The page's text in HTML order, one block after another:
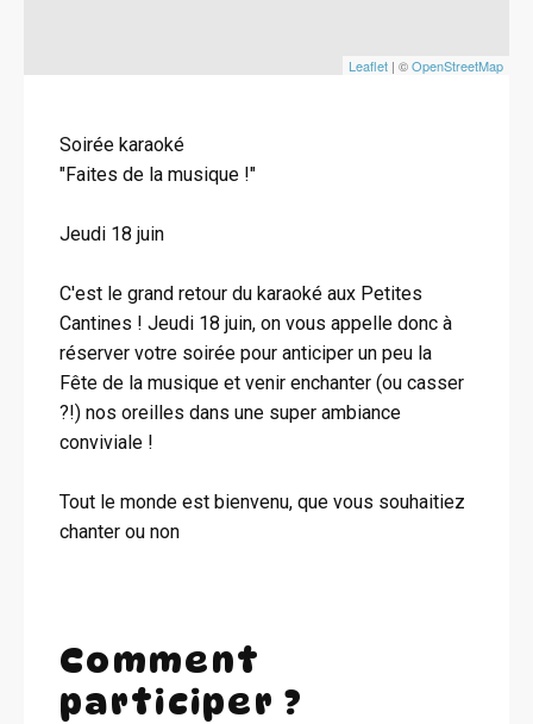
Leaflet | ©OpenStreetMap
Soirée karaoké
"Faites de la musique !"
Jeudi 18 juin
C'est le grand retour du karaoké aux Petites
Cantines ! Jeudi 18 juin, on vous appelle donc à
réserver votre soirée pour anticiper un peu la
Fête de la musique et venir enchanter (ou casser
?!) nos oreilles dans une super ambiance
conviviale !
Tout le monde est bienvenu, que vous souhaitiez
chanter ou non
Comment
participer ?